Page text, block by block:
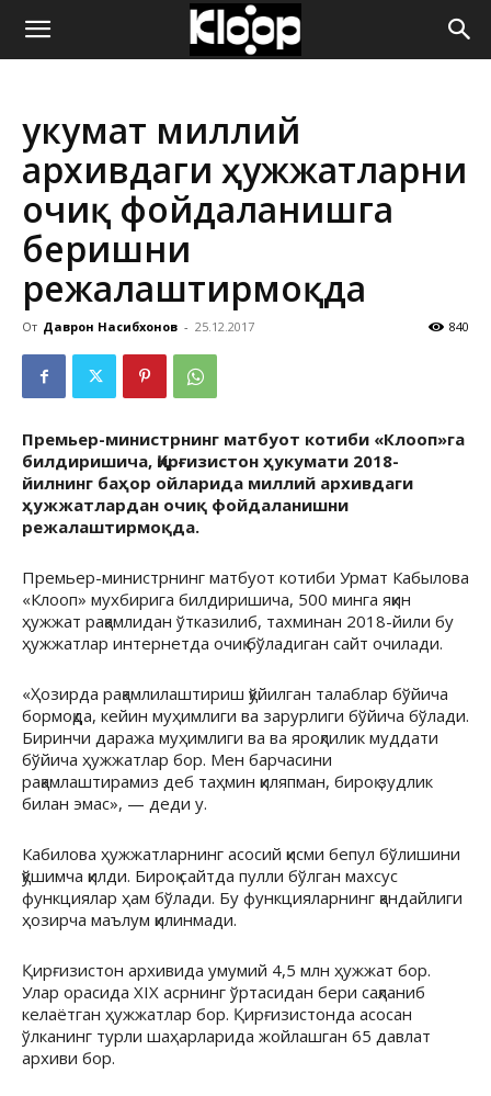
ҚИРҒИЗИСТОН
ЯНГИЛИКЛАРИ
Ҳукумат миллий
архивдаги ҳужжатларни
очиқ фойдаланишга
беришни
режалаштирмоқда
От Даврон Насибхонов - 25.12.2017 840
Премьер-министрнинг матбуот котиби «Клооп»га
билдиришича, Қирғизистон ҳукумати 2018-
йилнинг баҳор ойларида миллий архивдаги
ҳужжатлардан очиқ фойдаланишни
режалаштирмоқда.
Премьер-министрнинг матбуот котиби Урмат Кабылова
«Клооп» мухбирига билдиришича, 500 минга яқин
ҳужжат рақамлидан ўтказилиб, тахминан 2018-йили бу
ҳужжатлар интернетда очиқ бўладиган сайт очилади.
«Ҳозирда рақамлилаштириш қўйилган талаблар бўйича
бормоқда, кейин муҳимлиги ва зарурлиги бўйича бўлади.
Биринчи даража муҳимлиги ва ва яроқлилик муддати
бўйича ҳужжатлар бор. Мен барчасини
рақамлаштирамиз деб таҳмин қиляпман, бироқ зудлик
билан эмас», — деди у.
Кабилова ҳужжатларнинг асосий қисми бепул бўлишини
қўшимча қилди. Бироқ сайтда пулли бўлган махсус
функциялар ҳам бўлади. Бу функцияларнинг қандайлиги
ҳозирча маълум қилинмади.
Қирғизистон архивида умумий 4,5 млн ҳужжат бор.
Улар орасида XIX асрнинг ўртасидан бери сақланиб
келаётган ҳужжатлар бор. Қирғизистонда асосан
ўлканинг турли шаҳарларида жойлашган 65 давлат
архиви бор.